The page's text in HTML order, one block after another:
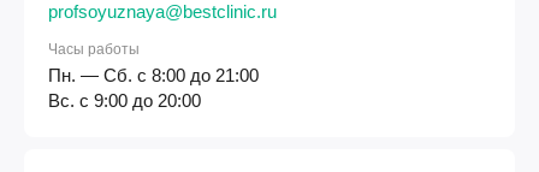
profsoyuznaya@bestclinic.ru
Часы работы
Пн. — Сб. с 8:00 до 21:00
Вс. с 9:00 до 20:00